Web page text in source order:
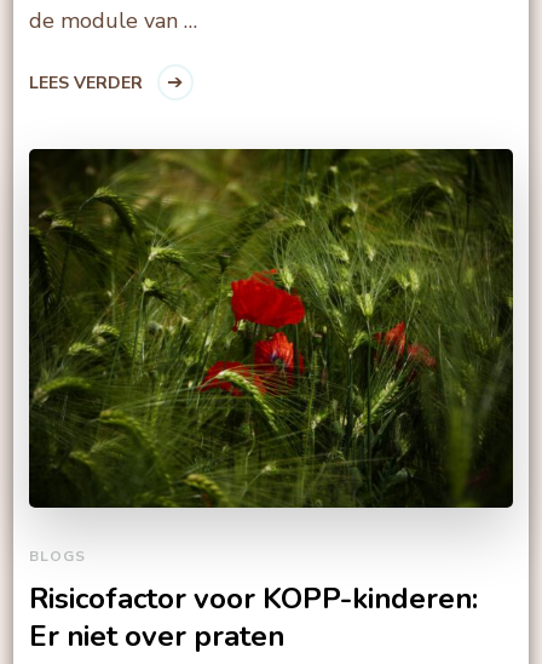
de module van …
LEES VERDER
BLOGS
Risicofactor voor KOPP-kinderen:
Er niet over praten